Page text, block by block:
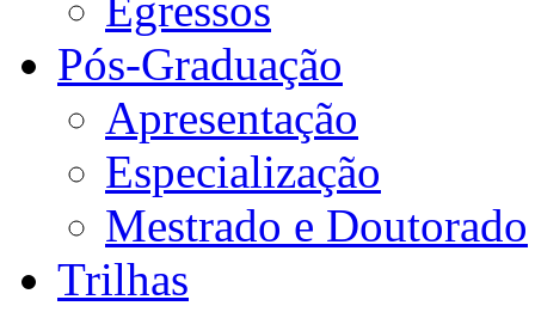
Pós-Graduação
Apresentação
Especialização
Mestrado e Doutorado
Trilhas